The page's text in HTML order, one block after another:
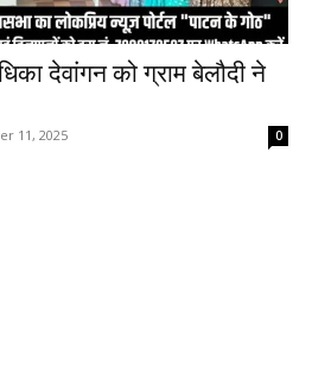
देवांगन को ग्राम बेलौदी ने
11, 2025 0